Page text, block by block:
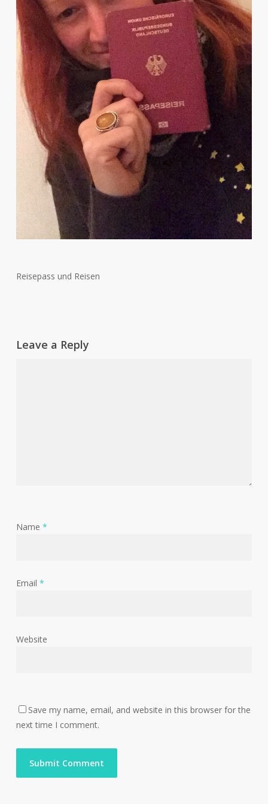
Reisepass und Reisen
Leave a Reply
Name *
Email *
Website
Save my name, email, and website in this browser for the
next time I comment.